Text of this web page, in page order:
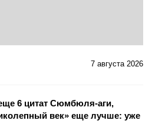
7 августа 2026
6 цитат Сюмбюля-аги,
век» еще лучше: уже